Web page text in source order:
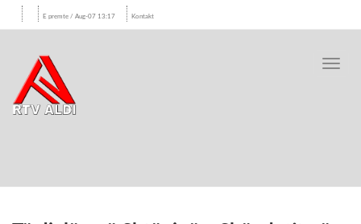
E premte / Aug-07 13:17 Kontakt